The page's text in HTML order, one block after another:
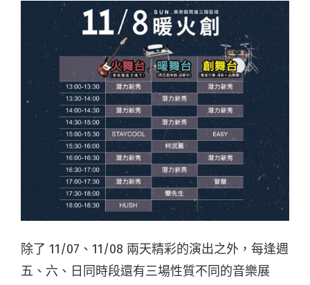
除了 11/07、11/08 兩天精彩的演出之外，每逢週
五、六、日同時段還有三場性質不同的音樂展